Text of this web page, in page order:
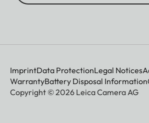
ImprintData ProtectionLegal Notices
WarrantyBattery Disposal Information
Copyright © 2026 Leica Camera AG